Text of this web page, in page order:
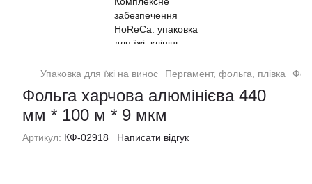
Упаковка для їжі на винос Пергамент, фольга, плівка
Фольга харчова алюмінієва 440
мм * 100 м * 9 мкм
Артикул: КФ-02918 Написати відгук